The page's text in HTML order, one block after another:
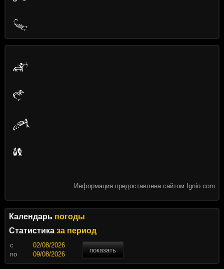
Информация предоставлена сайтом Ignio.com
Календарь погоды
Статистика за период
c
показать
по